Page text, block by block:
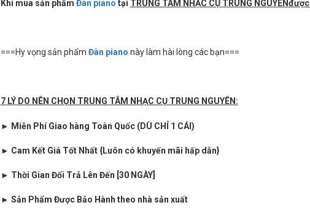
Khi mua sản phẩm Đàn piano tại TRUNG TÂM NHẠC CỤ TRUNG NGUYÊNđược
===Hy vọng sản phẩm Đàn piano này làm hài lòng các bạn===
7 LÝ DO NÊN CHỌN TRUNG TÂM NHẠC CỤ TRUNG NGUYÊN:
► Miễn Phí Giao hàng Toàn Quốc (DÙ CHỈ 1 CÁI)
► Cam Kết Giá Tốt Nhất {Luôn có khuyến mãi hấp dẫn}
► Thời Gian Đổi Trả Lên Đến [30 NGÀY]
► Sản Phẩm Được Bảo Hành theo nhà sản xuất